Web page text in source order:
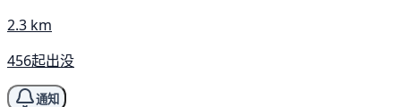
2.3 km
456起出没
通知